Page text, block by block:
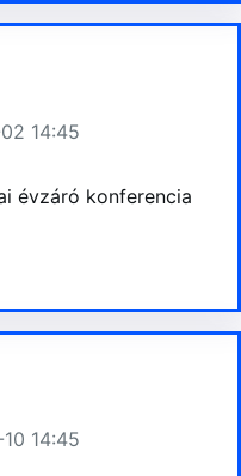
14:45
évzáró konferencia
14:45